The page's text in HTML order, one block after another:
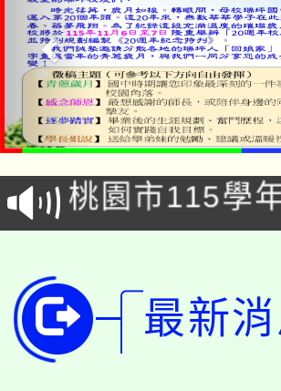
公告本校115
代理(課)教師
「2026金融
車」活動
桃園市115學
生本土語及新
公告本校115
代理(課)教師
代理(課)教師
轉知中國文化
轉知苗栗縣政
最新